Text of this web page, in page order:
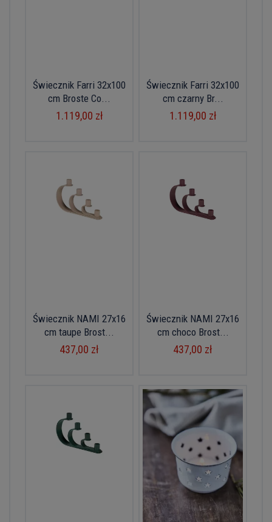
Świecznik Farri 32x100
cm Broste Co...
1.119,00 zł
Świecznik Farri 32x100
cm czarny Br...
1.119,00 zł
Świecznik NAMI 27x16
cm taupe Brost...
437,00 zł
Świecznik NAMI 27x16
cm choco Brost...
437,00 zł